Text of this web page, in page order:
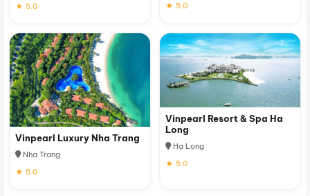
★ 5.0
★ 5.0
Vinpearl Luxury Nha Trang
Nha Trang
★ 5.0
Vinpearl Resort & Spa Ha
Long
Hạ Long
★ 5.0